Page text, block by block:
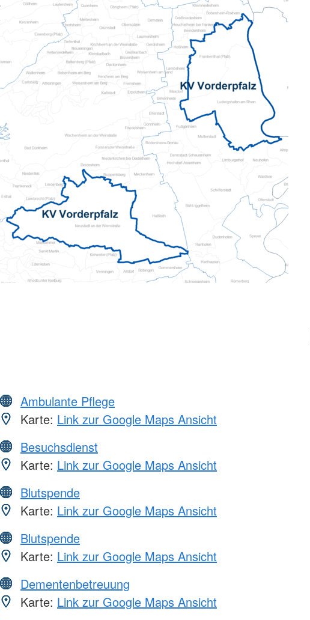
Pflegeberatung
Hilfs-Mittel-Verleih
Servicewohnen-Sonnenpark
Tages-Pflege
Ambulante Pflege
Karte: Link zur Google Maps Ansicht
Besuchsdienst
Karte: Link zur Google Maps Ansicht
Blutspende
Karte: Link zur Google Maps Ansicht
Blutspende
Karte: Link zur Google Maps Ansicht
Dementenbetreuung
Karte: Link zur Google Maps Ansicht